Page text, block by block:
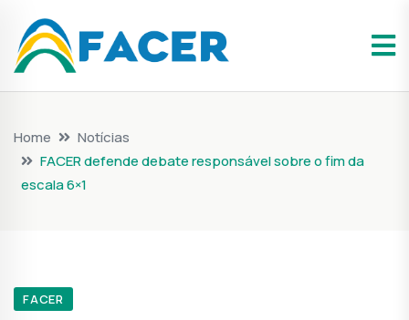
Home
Notícias
FACER defende debate responsável sobre o fim da
escala 6×1
FACER